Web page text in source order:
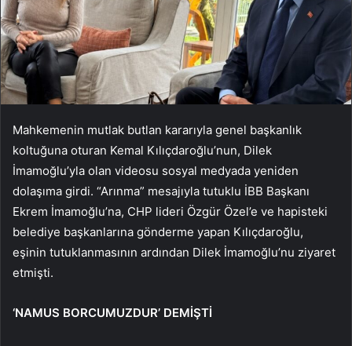
Mahkemenin mutlak butlan kararıyla genel başkanlık
koltuğuna oturan Kemal Kılıçdaroğlu’nun, Dilek
İmamoğlu’yla olan videosu sosyal medyada yeniden
dolaşıma girdi. “Arınma” mesajıyla tutuklu İBB Başkanı
Ekrem İmamoğlu’na, CHP lideri Özgür Özel’e ve hapisteki
belediye başkanlarına gönderme yapan Kılıçdaroğlu,
eşinin tutuklanmasının ardından Dilek İmamoğlu’nu ziyaret
etmişti.
‘NAMUS BORCUMUZDUR’ DEMİŞTİ